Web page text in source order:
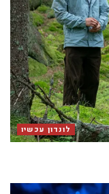
לונדון עכשיו